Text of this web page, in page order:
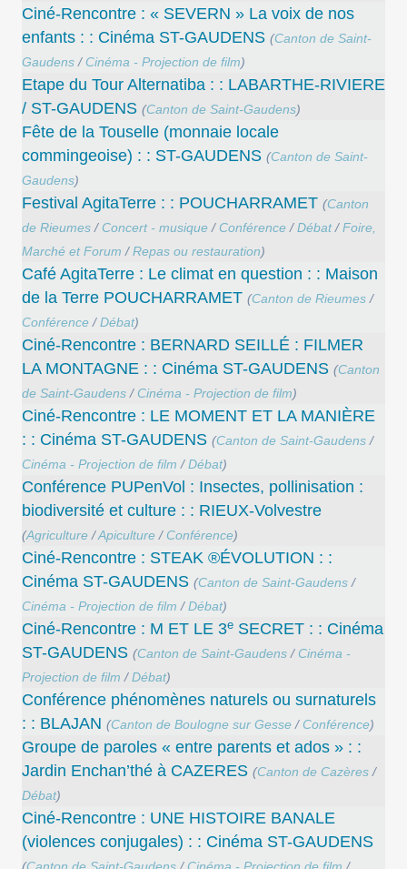
Ciné-Rencontre : « SEVERN » La voix de nos
enfants : : Cinéma ST-GAUDENS (Canton de Saint-
Gaudens/ Cinéma - Projection de film)
Etape du Tour Alternatiba : : LABARTHE-RIVIERE
/ ST-GAUDENS (Canton de Saint-Gaudens)
Fête de la Touselle (monnaie locale
commingeoise) : : ST-GAUDENS (Canton de Saint-
Gaudens)
Festival AgitaTerre : : POUCHARRAMET (Canton
de Rieumes/ Concert - musique/ Conférence/Débat/Foire,
Marché et Forum /Repas ou restauration)
Café AgitaTerre : Le climat en question : : Maison
de la Terre POUCHARRAMET (Canton de Rieumes/
Conférence/Débat)
Ciné-Rencontre : BERNARD SEILLÉ : FILMER
LA MONTAGNE : : Cinéma ST-GAUDENS (Canton
de Saint-Gaudens/ Cinéma - Projection de film)
Ciné-Rencontre : LE MOMENT ET LA MANIÈRE
: : Cinéma ST-GAUDENS (Canton de Saint-Gaudens/
Cinéma - Projection de film /Débat)
Conférence PUPenVol : Insectes, pollinisation :
biodiversité et culture : : RIEUX-Volvestre
(Agriculture/Apiculture/ Conférence)
Ciné-Rencontre : STEAK ®ÉVOLUTION : :
Cinéma ST-GAUDENS (Canton de Saint-Gaudens/
Cinéma - Projection de film /Débat)
Ciné-Rencontre : M ET LE 3e SECRET : : Cinéma
ST-GAUDENS (Canton de Saint-Gaudens/ Cinéma -
Projection de film /Débat)
Conférence phénomènes naturels ou surnaturels
: : BLAJAN (Canton de Boulogne sur Gesse/ Conférence)
Groupe de paroles « entre parents et ados » : :
Jardin Enchan’thé à CAZERES (Canton de Cazères/
Débat)
Ciné-Rencontre : UNE HISTOIRE BANALE
(violences conjugales) : : Cinéma ST-GAUDENS